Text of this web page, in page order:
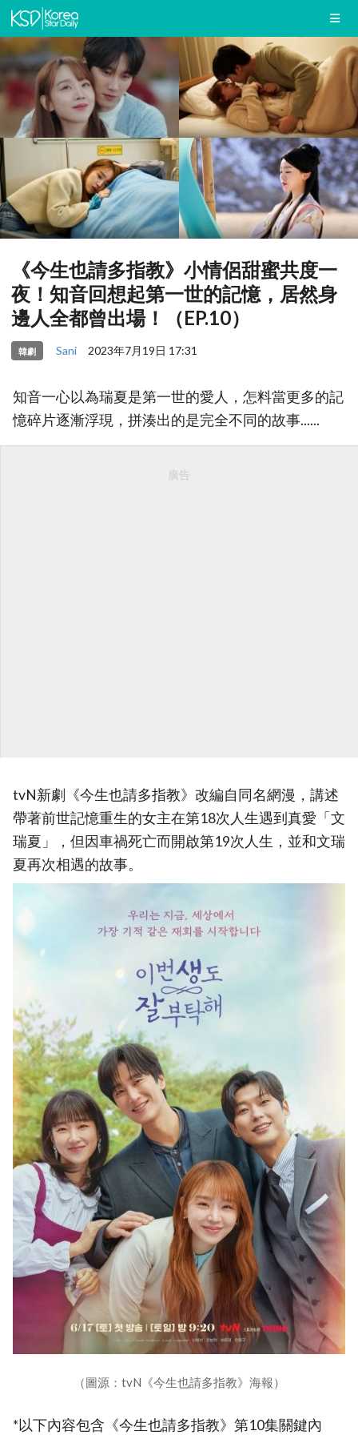
《今生也請多指教》小情侶甜蜜共度一
夜！知音回想起第一世的記憶，居然身
邊人全都曾出場！（EP.10）
韓劇 Sani 2023年7月19日 17:31
知音一心以為瑞夏是第一世的愛人，怎料當更多的記
憶碎片逐漸浮現，拼湊出的是完全不同的故事......
廣告
tvN新劇《今生也請多指教》改編自同名網漫，講述
帶著前世記憶重生的女主在第18次人生遇到真愛「文
瑞夏」，但因車禍死亡而開啟第19次人生，並和文瑞
夏再次相遇的故事。
（圖源：tvN《今生也請多指教》海報）
*以下內容包含《今生也請多指教》第10集關鍵內